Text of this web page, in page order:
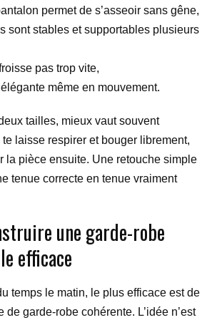
permet de s’asseoir sans gêne,
sont stables et supportables plusieurs
pas trop vite,
même en mouvement.
tailles, mieux vaut souvent
laisse respirer et bouger librement,
la pièce ensuite. Une retouche simple
tenue correcte en tenue vraiment
une garde-robe
efficace
temps le matin, le plus efficace est de
de garde-robe cohérente. L’idée n’est